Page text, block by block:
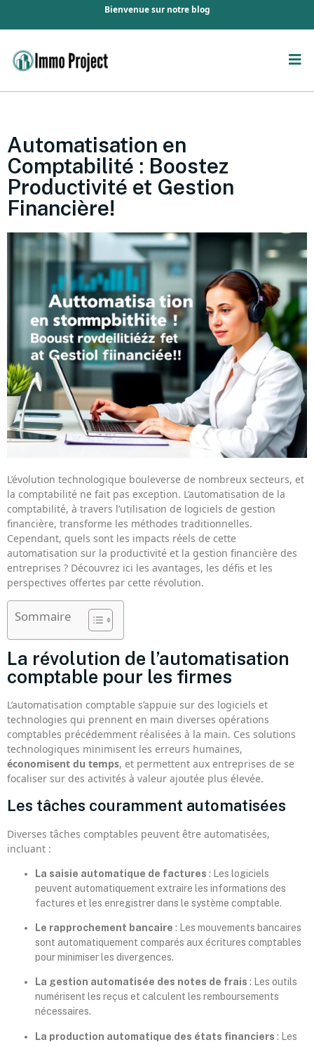
Bienvenue sur notre blog
Automatisation en
Comptabilité : Boostez
Productivité et Gestion
Financière!
L’évolution technologique bouleverse de nombreux secteurs, et
la comptabilité ne fait pas exception. L’automatisation de la
comptabilité, à travers l’utilisation de logiciels de gestion
financière, transforme les méthodes traditionnelles.
Cependant, quels sont les impacts réels de cette
automatisation sur la productivité et la gestion financière des
entreprises ? Découvrez ici les avantages, les défis et les
perspectives offertes par cette révolution.
Sommaire
La révolution de l’automatisation
comptable pour les firmes
L’automatisation comptable s’appuie sur des logiciels et
technologies qui prennent en main diverses opérations
comptables précédemment réalisées à la main. Ces solutions
technologiques minimisent les erreurs humaines,
économisent du temps, et permettent aux entreprises de se
focaliser sur des activités à valeur ajoutée plus élevée.
Les tâches couramment automatisées
Diverses tâches comptables peuvent être automatisées,
incluant :
La saisie automatique de factures : Les logiciels
peuvent automatiquement extraire les informations des
factures et les enregistrer dans le système comptable.
Le rapprochement bancaire : Les mouvements bancaires
sont automatiquement comparés aux écritures comptables
pour minimiser les divergences.
La gestion automatisée des notes de frais : Les outils
numérisent les reçus et calculent les remboursements
nécessaires.
La production automatique des états financiers : Les